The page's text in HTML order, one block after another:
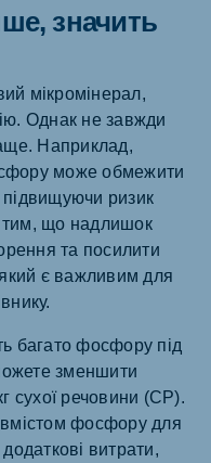
значить
мікромінерал,
Однак не завжди
Наприклад,
може обмежити
ризик
тим, що надлишок
та посилити
який є важливим для
багато фосфору під
зменшити
сухої речовини (СР).
фосфору для
витрати,